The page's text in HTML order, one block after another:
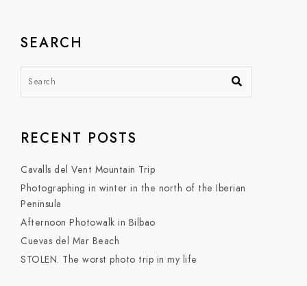
SEARCH
RECENT POSTS
Cavalls del Vent Mountain Trip
Photographing in winter in the north of the Iberian
Peninsula
Afternoon Photowalk in Bilbao
Cuevas del Mar Beach
STOLEN. The worst photo trip in my life